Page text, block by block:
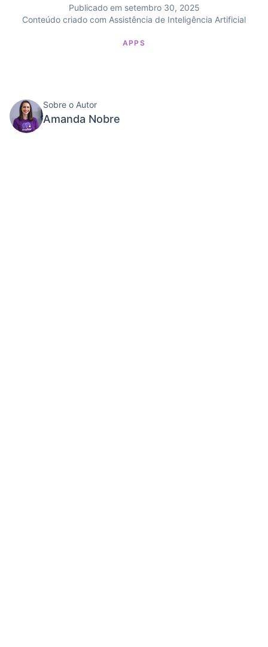
Publicado em setembro 30, 2025
Conteúdo criado com Assistência de Inteligência Artificial
APPS
Sobre o Autor
Amanda Nobre